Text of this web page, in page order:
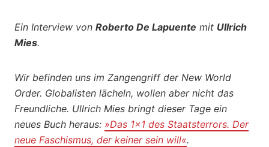
Ein Interview von Roberto De Lapuente mit Ullrich
Mies.
Wir befinden uns im Zangengriff der New World
Order. Globalisten lächeln, wollen aber nicht das
Freundliche. Ullrich Mies bringt dieser Tage ein
neues Buch heraus: »Das 1x1 des Staatsterrors. Der
neue Faschismus, der keiner sein will«.